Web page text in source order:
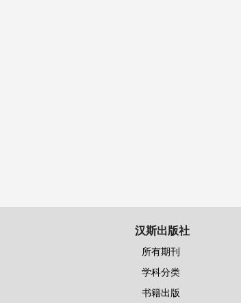
汉斯出版社
所有期刊
学科分类
书籍出版